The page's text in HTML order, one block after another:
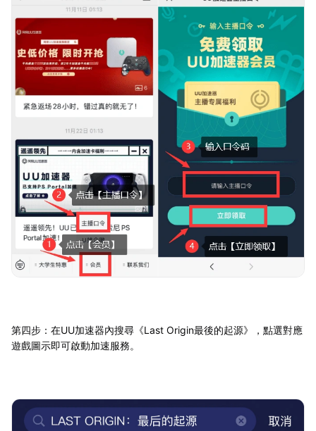
第四步：在UU加速器內搜尋《Last Origin最後的起源》，點選對應
遊戲圖示即可啟動加速服務。